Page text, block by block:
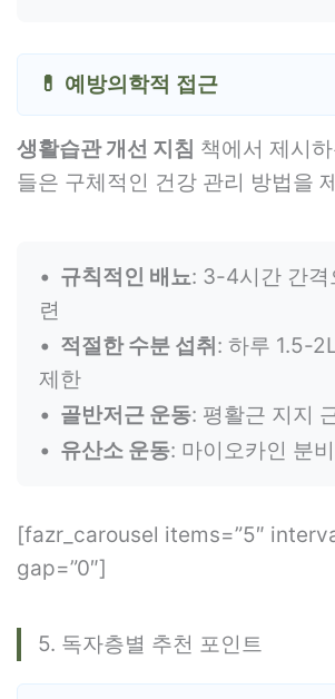
💊 예방의학적 접근
생활습관 개선 지침 책에서 제시
들은 구체적인 건강 관리 방법을
규칙적인 배뇨: 3-4시간 간격
련
적절한 수분 섭취 : 하루 1.5-
제한
골반저근 운동: 평활근 지지
유산소 운동: 마이오카인 분
[fazr_carousel items=”5″
gap=”0″]
5. 독자층별 추천 포인트